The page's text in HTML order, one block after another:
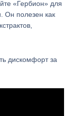
«Гербион» для
Он полезен как
дискомфорт за